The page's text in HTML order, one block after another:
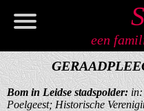
Welkom
Informatie
een
Bom in Leidse stadspolder:in:
Poelgeest; Historische